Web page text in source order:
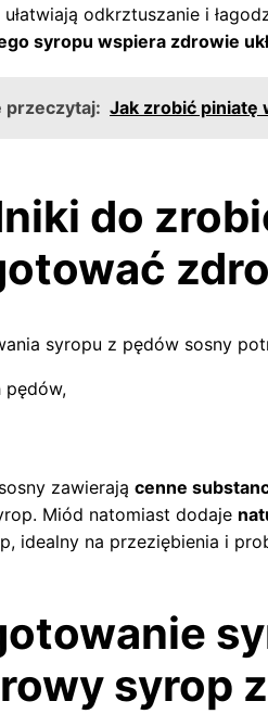
ułatwiają odkrztuszanie i
syropu wspiera zdrowie
przeczytaj: Jak zrobić piniatę
do
syropu z pędów sosny
pędów,
zawierają cenne
Miód natomiast dodaje
idealny na przeziębienia i
syrop